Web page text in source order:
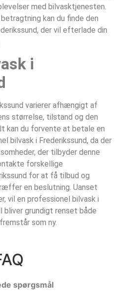
med bilvasktjenesten.
kan du finde den
der vil efterlade din
i
varierer afhængigt af
størrelse, tilstand og den
kan du forvente at betale en
bilvask i Frederikssund, da der
der tilbyder denne
forskellige
for at få tilbud og
en beslutning. Uanset
vil en professionel bilvask i
bliver grundigt renset både
som ny.
spørgsmål